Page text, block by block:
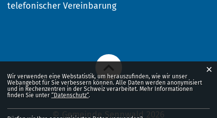
telefonischer Vereinbarung
© Gemeinde Sennwald 2026
Webstatistik
Wir verwenden eine Webstatistik, um herauszufinden, wie wir unser
Webangebot für Sie verbessern können. Alle Daten werden anonymisiert
und in Rechenzentren in der Schweiz verarbeitet. Mehr Informationen
finden Sie unter “Datenschutz“.
×